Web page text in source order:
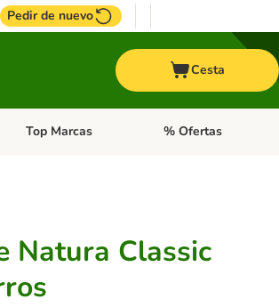
Pedir de nuevo
Cesta
Menú de categoria abierto: Otros animales
Top Marcas Menú de categoria
% Ofertas
Natura Classic